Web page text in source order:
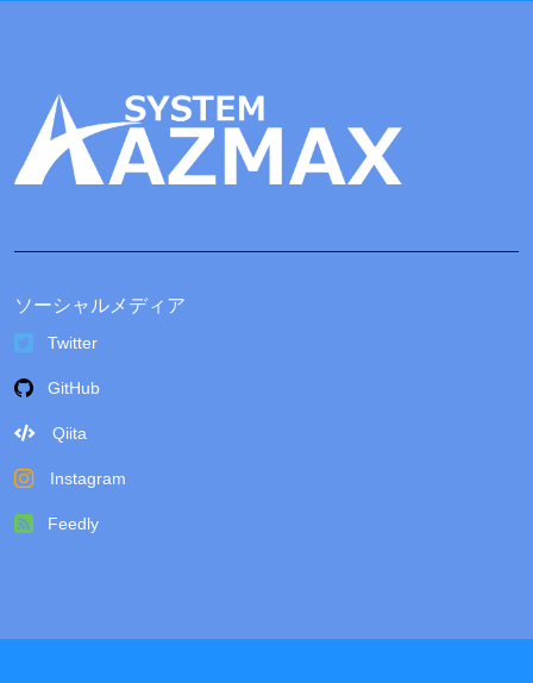
ソーシャルメディア
Twitter
GitHub
Qiita
Instagram
Feedly